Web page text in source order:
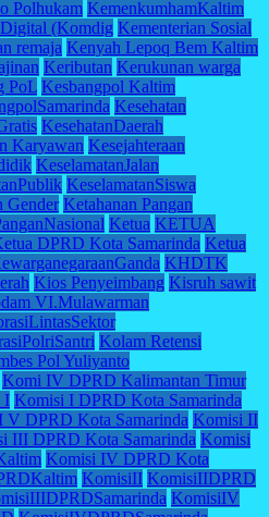
Polhukam KemenkumhamKaltim
(Komdig Kementerian Sosial
remaja Kenyah Lepoq Bem Kaltim
Keributan Kerukunan warga
PoL Kesbangpol Kaltim
Kesehatan
KesehatanDaerah
Karyawan Kesejahteraan
KeselamatanJalan
KeselamatanSiswa
Gender Ketahanan Pangan
Ketua KETUA
DPRD Kota Samarinda Ketua
KHDTK
Kios Penyeimbang Kisruh sawit
VI.Mulawarman
Kolam Retensi
Pol Yuliyanto
Komi IV DPRD Kalimantan Timur
I Komisi I DPRD Kota Samarinda
V DPRD Kota Samarinda Komisi II
III DPRD Kota Samarinda Komisi
Komisi IV DPRD Kota
KomisiII KomisiIIDPRD
KomisiIV